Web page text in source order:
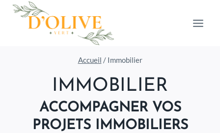
Aller
Accueil / Immobilier
IMMOBILIER
ACCOMPAGNER VOS
PROJETS IMMOBILIERS